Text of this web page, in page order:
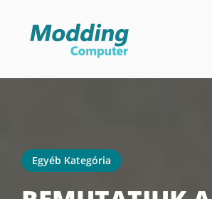
Egyéb Kategória